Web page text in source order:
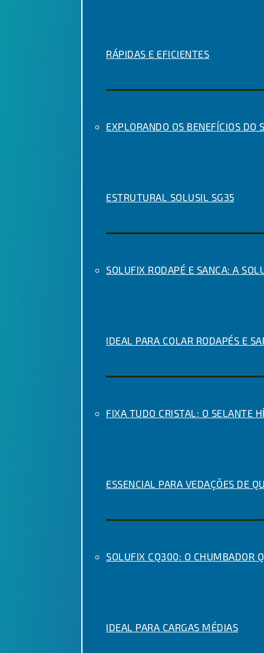
RÁPIDAS E EFICIENTES
EXPLORANDO OS BENEFÍCIOS DO
ESTRUTURAL SOLUSIL SG35
SOLUFIX RODAPÉ E SANCA: A
IDEAL PARA COLAR RODAPÉS E
FIXA TUDO CRISTAL: O SELANTE
ESSENCIAL PARA VEDAÇÕES DE
SOLUFIX CQ300: O CHUMBADOR
IDEAL PARA CARGAS MÉDIAS